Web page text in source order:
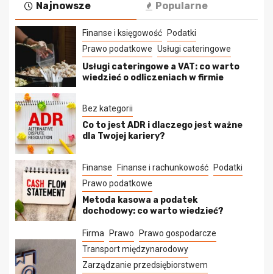
Najnowsze Popularne
Finanse i księgowość
Podatki
Prawo podatkowe Usługi cateringowe
Usługi cateringowe a VAT: co warto
wiedzieć o odliczeniach w firmie
Bez kategorii
Co to jest ADR i dlaczego jest ważne
dla Twojej kariery?
Finanse Finanse i rachunkowość
Podatki
Prawo podatkowe
Metoda kasowa a podatek
dochodowy: co warto wiedzieć?
Firma Prawo
Prawo gospodarcze
Transport międzynarodowy
Zarządzanie przedsiębiorstwem